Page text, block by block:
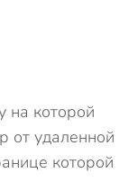
на которой
от удаленной
которой